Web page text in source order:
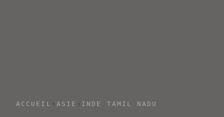
ACCUEIL ASIE INDE TAMIL NADU